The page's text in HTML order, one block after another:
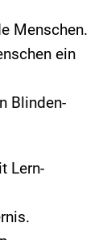
Menschen.
ein
Blinden-
Lern-